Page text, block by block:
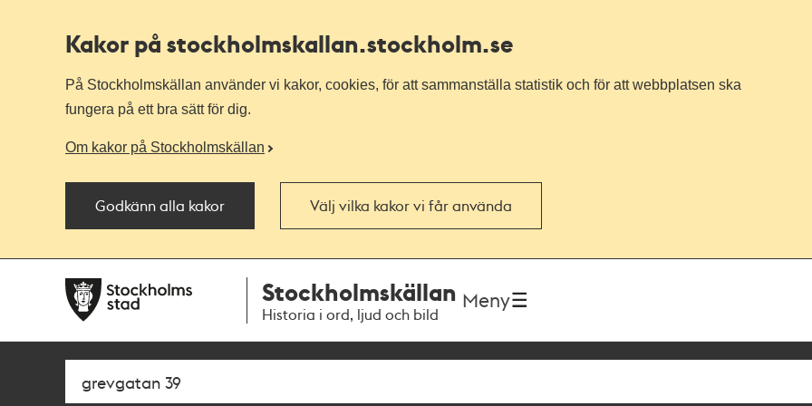
Kakor på stockholmskallan.stockholm.se
På Stockholmskällan använder vi kakor, cookies, för att sammanställa statistik och för att webbplatsen ska
fungera på ett bra sätt för dig.
Om kakor på Stockholmskällan
Godkänn alla kakor Välj vilka kakor vi får använda
navigationen
huvudinnehållet
Stockholmskällan
Historia i ord, ljud och bild
Meny
Sök